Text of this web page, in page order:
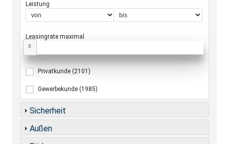
Leistung
Leasingrate maximal
0
Privatkunde (2101)
Gewerbekunde (1985)
Sicherheit
Außen